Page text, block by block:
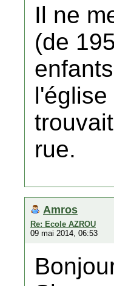
Il ne
(de
rue.
Amros
Re: Ecole AZROU
09 mai 2014, 06:53